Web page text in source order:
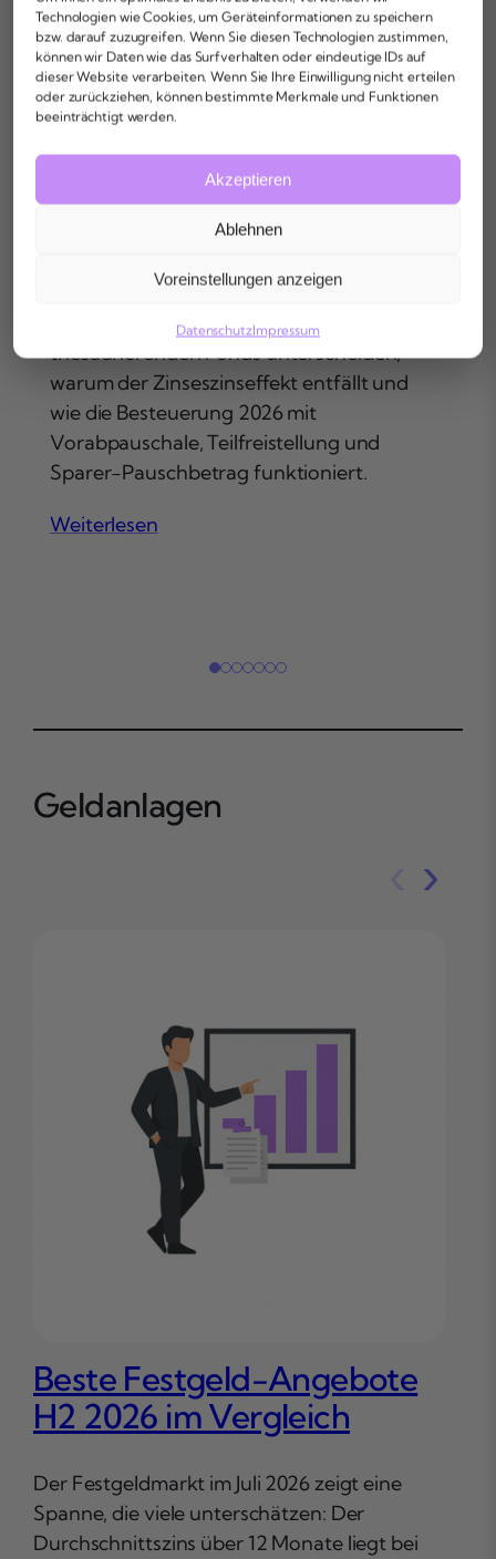
Technologien wie Cookies, um Geräteinformationen zu speichern
bzw. darauf zuzugreifen. Wenn Sie diesen Technologien zustimmen,
können wir Daten wie das Surfverhalten oder eindeutige IDs auf
dieser Website verarbeiten. Wenn Sie Ihre Einwilligung nicht erteilen
oder zurückziehen, können bestimmte Merkmale und Funktionen
beeinträchtigt werden.
Akzeptieren
Ablehnen
Voreinstellungen anzeigen
DatenschutzImpressum
Ausschüttende Fonds:
Von regelmäßigen
Erträgen profitieren
Ausschüttende Fonds zahlen Zinsen,
aufs Referenzkonto aus, statt sie wieder
anzulegen. Du erfährst, wie sie sich von
thesaurierenden Fonds unterscheiden,
warum der Zinseszinseffekt entfällt und
wie die Besteuerung 2026 mit
Vorabpauschale, Teilfreistellung und
Sparer-Pauschbetrag funktioniert.
Weiterlesen
Geldanlagen
Beste Festgeld-Angebote
H2 2026 im Vergleich
Der Festgeldmarkt im Juli 2026 zeigt eine
Spanne, die viele unterschätzen: Der
Durchschnittszins über 12 Monate liegt bei
›